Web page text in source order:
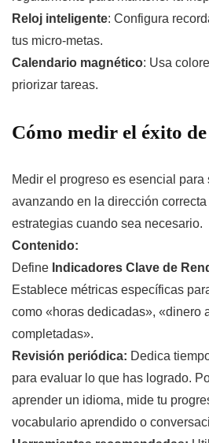
Reloj inteligente: Configura
tus micro-metas.
Calendario magnético: Usa
priorizar tareas.
Cómo medir el éxito
Medir el progreso es esencial para
avanzando en la dirección
estrategias cuando sea necesario.
Contenido:
Define Indicadores Clave de
Establece métricas específicas
como «horas dedicadas», «dinero
completadas».
Revisión periódica: Dedica
para evaluar lo que has logrado.
aprender un idioma, mide tu
vocabulario aprendido o